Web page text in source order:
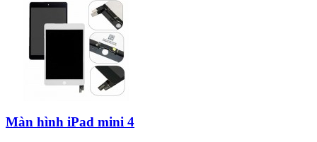
Màn hình iPad mini 4